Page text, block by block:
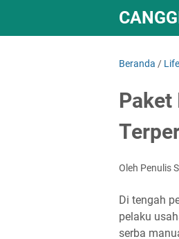
Beranda /
Paket
Oleh Penulis
Di tengah
pelaku
serba